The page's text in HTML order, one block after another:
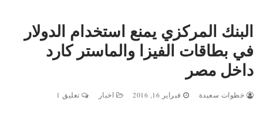
البنك المركزي يمنع استخدام الدولار
في بطاقات الفيزا والماستر كارد
داخل مصر
خطوات سعيدة فبراير 16, 2016 اخبار تعليق 1